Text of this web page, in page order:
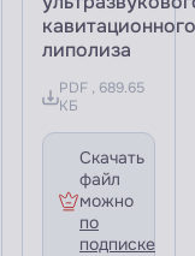
кавитационного
липолиза
PDF , 689.65
КБ
Скачать
файл
можно
по
подписке